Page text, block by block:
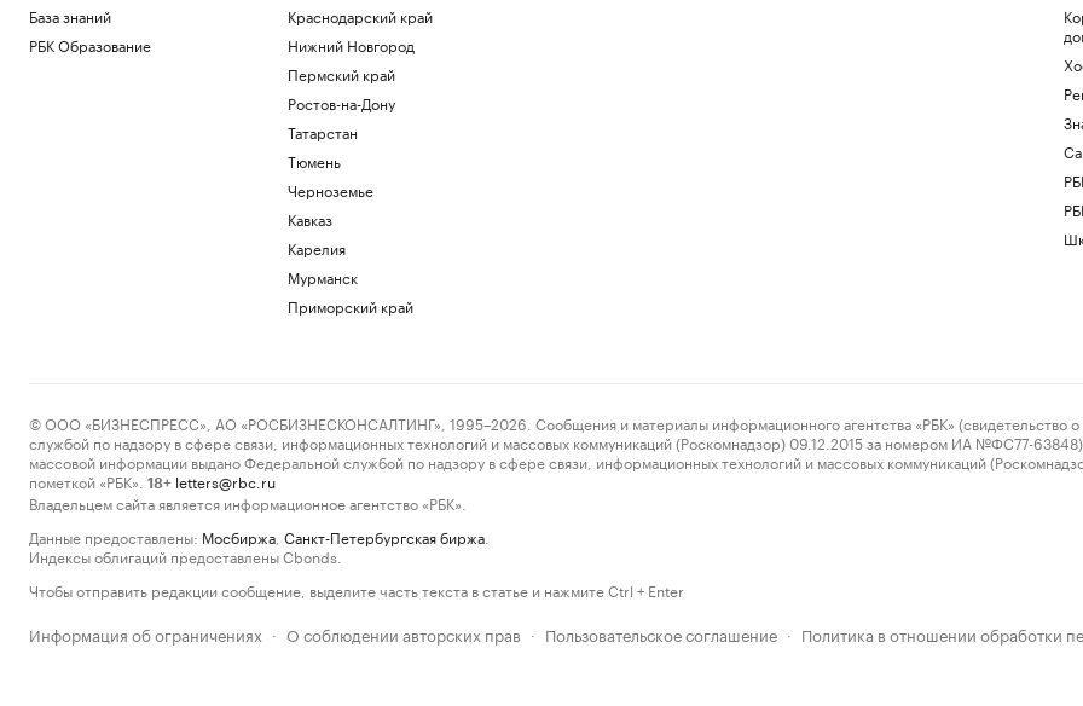
База знаний
РБК Образование
Краснодарский край
Нижний Новгород
Пермский край
Ростов-на-Дону
Татарстан
Тюмень
Черноземье
Кавказ
Карелия
Мурманск
Приморский край
© ООО «БИЗНЕСПРЕСС», АО «РОСБИЗНЕСКОНСАЛТИНГ», 1995–2026. Сообщения и материалы информационного агентства «РБК» (свидетельство о
службой по надзору в сфере связи, информационных технологий и массовых коммуникаций (Роскомнадзор) 09.12.2015 за номером ИА №ФС77-63848)
массовой информации выдано Федеральной службой по надзору в сфере связи, информационных технологий и массовых коммуникаций
пометкой «РБК».
18+ letters@rbc.ru
Владельцем сайта является информационное агентство «РБК».
Данные предоставлены: Мосбиржа Санкт-Петербургская биржа
Индексы облигаций предоставлены Cbonds.
Чтобы отправить редакции сообщение, выделите часть текста в статье и нажмите Ctrl + Enter
Информация об ограничениях · О соблюдении авторских прав · Пользовательское соглашение · Политика в отношении обработки